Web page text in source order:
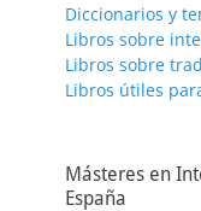
Diccionarios y
Libros sobre
Libros sobre
Libros útiles
Másteres en
España